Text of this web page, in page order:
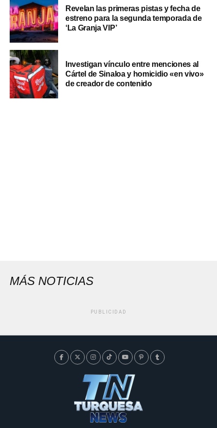
Revelan las primeras pistas y fecha de
estreno para la segunda temporada de
‘La Granja VIP’
Investigan vínculo entre menciones al
Cártel de Sinaloa y homicidio «en vivo»
de creador de contenido
MÁS NOTICIAS
PUBLICIDAD